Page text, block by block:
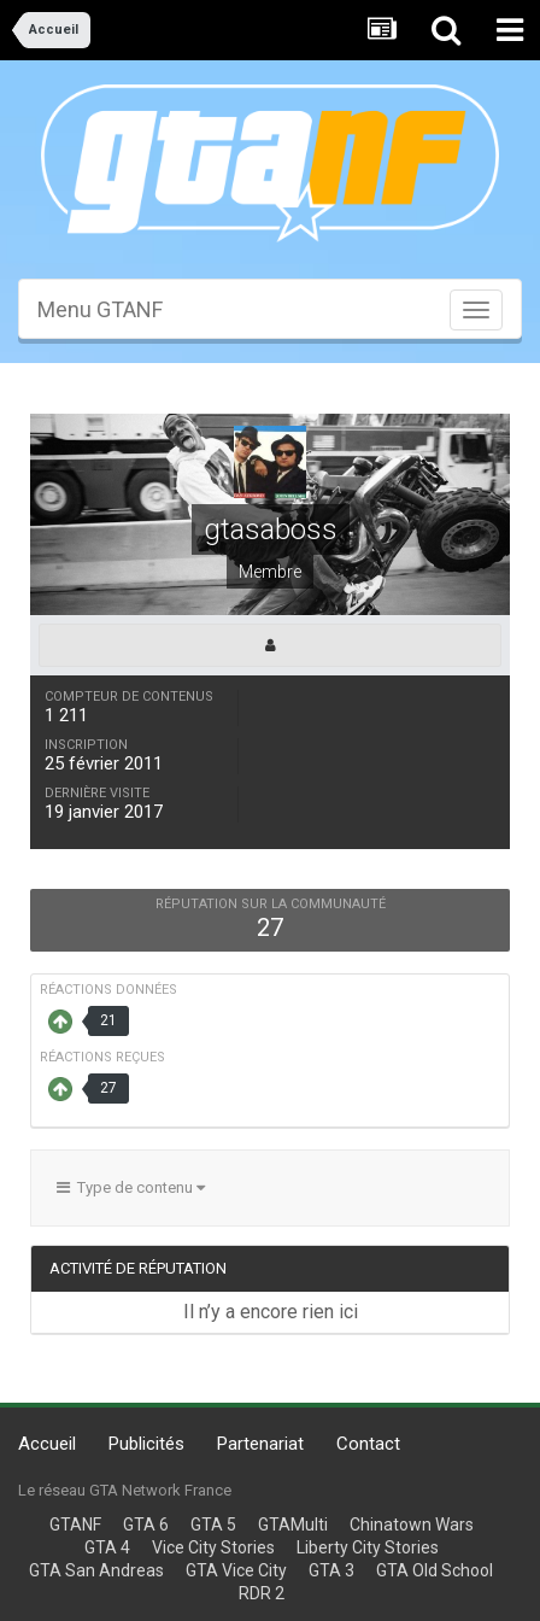
Accueil
Toggle
Menu GTANF
gtasaboss
Membre
COMPTEUR DE CONTENUS
1 211
INSCRIPTION
25 février 2011
DERNIÈRE VISITE
19 janvier 2017
RÉPUTATION SUR LA COMMUNAUTÉ
27
RÉACTIONS DONNÉES
21
RÉACTIONS REÇUES
27
Type de contenu
ACTIVITÉ DE RÉPUTATION
Il n’y a encore rien ici
Accueil Publicités Partenariat Contact
Le réseau GTA Network France
GTANF GTA 6 GTA 5 GTAMulti
Chinatown Wars
GTA 4
Vice City Stories
Liberty City Stories
GTA San Andreas
GTA Vice City GTA 3
GTA Old School
RDR 2